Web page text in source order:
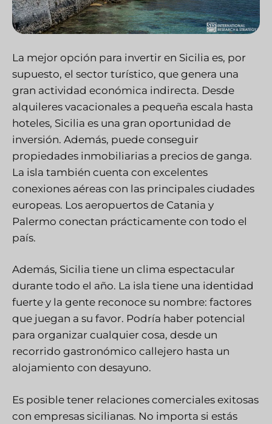
La mejor opción para invertir en Sicilia es, por
supuesto, el sector turístico, que genera una
gran actividad económica indirecta. Desde
alquileres vacacionales a pequeña escala hasta
hoteles, Sicilia es una gran oportunidad de
inversión. Además, puede conseguir
propiedades inmobiliarias a precios de ganga.
La isla también cuenta con excelentes
conexiones aéreas con las principales ciudades
europeas. Los aeropuertos de Catania y
Palermo conectan prácticamente con todo el
país.
Además, Sicilia tiene un clima espectacular
durante todo el año. La isla tiene una identidad
fuerte y la gente reconoce su nombre: factores
que juegan a su favor. Podría haber potencial
para organizar cualquier cosa, desde un
recorrido gastronómico callejero hasta un
alojamiento con desayuno.
Es posible tener relaciones comerciales exitosas
con empresas sicilianas. No importa si estás